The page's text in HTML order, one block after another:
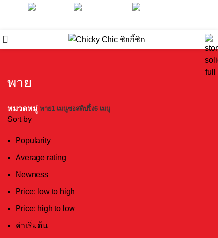
Chicky Chic @chickychic.th @chickychic.th
พาย
หมวดหมู่ พาย1 เมนูซอสดิปปิ้ง6 เมนู
Sort by
Popularity
Average rating
Newness
Price: low to high
Price: high to low
ค่าเริ่มต้น